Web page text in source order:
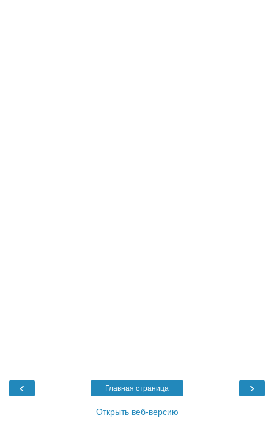
‹ ›
Главная страница
Открыть веб-версию